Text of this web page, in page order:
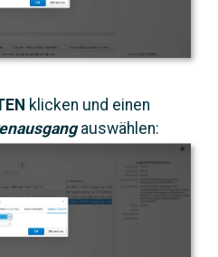
klicken und einen
auswählen: